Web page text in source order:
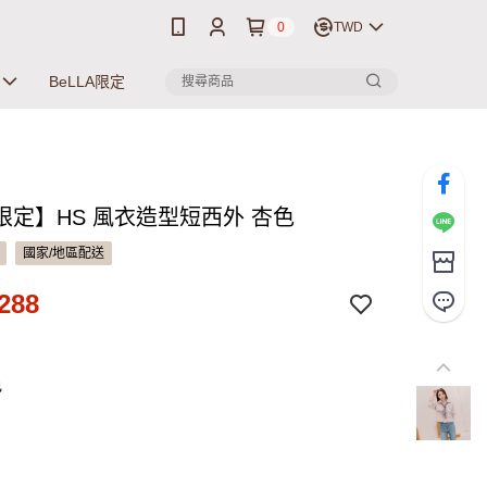
0 TWD
BeLLA限定
定】HS 風衣造型短西外 杏色
國家/地區配送